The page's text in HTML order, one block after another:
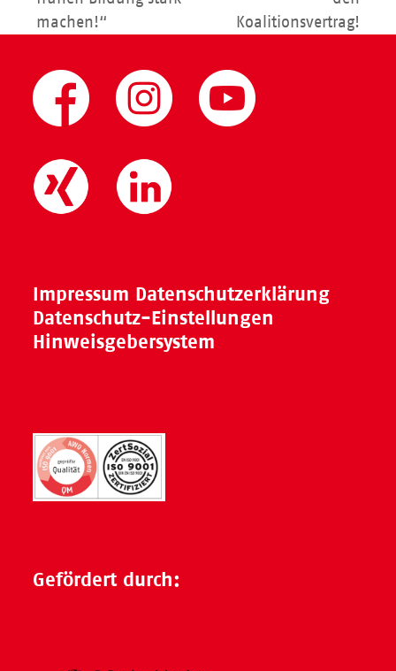
machen!“
Koalitionsvertrag!
Impressum Datenschutzerklärung
Datenschutz-Einstellungen
Hinweisgebersystem
Gefördert durch: